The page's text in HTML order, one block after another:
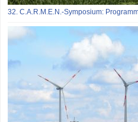
32. C.A.R.M.E.N.-Symposium: